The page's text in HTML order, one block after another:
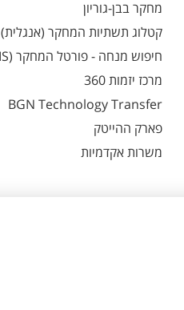
מחקר בבן-גוריון
קטלוג תשתיות המחקר (אנגלית)
חיפוש מנחה - פורטל המחקר (CRIS)
מרכז יזמות 360
BGN Technology Transfer
פארק ההייטק
משרות אקדמיות